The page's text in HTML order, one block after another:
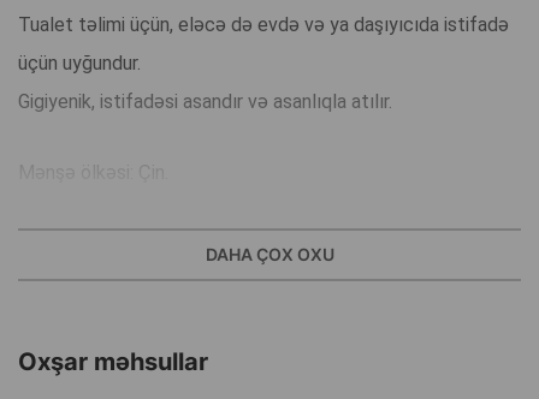
Tualet təlimi üçün, eləcə də evdə və ya daşıyıcıda istifadə
üçün uyğundur.
Gigiyenik, istifadəsi asandır və asanlıqla atılır.
DAHA ÇOX OXU
Oxşar məhsullar